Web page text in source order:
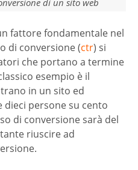
di un sito web
fattore fondamentale nel
di conversione (ctr) si
che portano a termine
esempio è il
in un sito ed
persone su cento
di conversione sarà del
riuscire ad